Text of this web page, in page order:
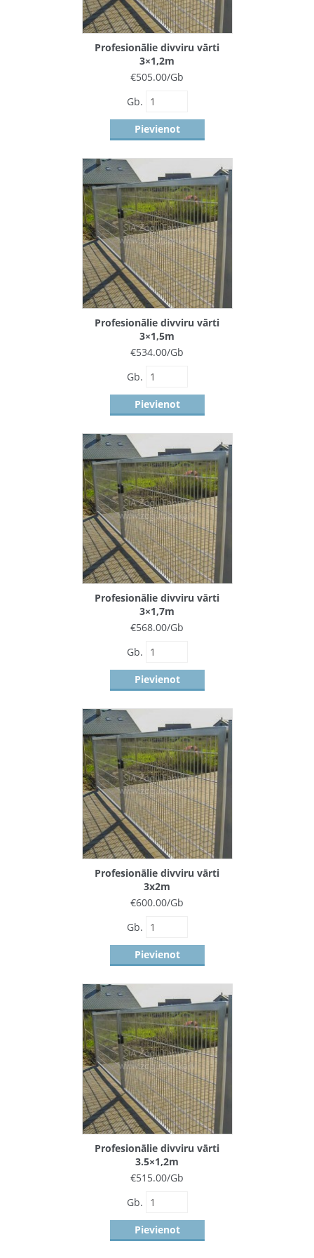
Profesionālie divviru vārti
3×1,2m
€505.00/Gb
Gb.
Pievienot
Profesionālie divviru vārti
3×1,5m
€534.00/Gb
Gb.
Pievienot
Profesionālie divviru vārti
3×1,7m
€568.00/Gb
Gb.
Pievienot
Profesionālie divviru vārti
3x2m
€600.00/Gb
Gb.
Pievienot
Profesionālie divviru vārti
3.5×1,2m
€515.00/Gb
Gb.
Pievienot